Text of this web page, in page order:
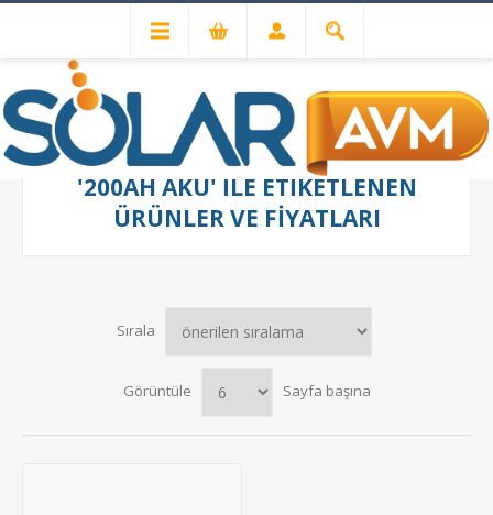
'200AH AKÜ' ILE ETIKETLENEN
ÜRÜNLER VE FIYATLARI
Sırala
Görüntüle Sayfa başına